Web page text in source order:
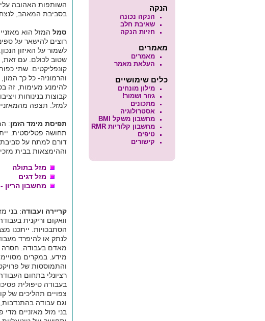
השותפות האהובה
בסביבת המאהב, לנצח.
סמל המזל הוא
רוצים להישאר על
לשמור על האיזון
שטוב לכולם. עם זאת,
קונפליקטים. שתי
והרמוניה- כל כך
להימנע מעימות, זה
קבוצות בנינוחות
למזל. תצפה
תפיסת מימד הזמן:
תחושה פטליסטית.
דורם למתח על
וההימצאות בבית
מזל בתולה
מזל דגים
מחשבון
קריירה ועבודה: בני
וואקום וריקנית
הסתבכויות. ייתכנו
לנתק או להיפרד
מאדם בעבודה. חסרה
מידע. במקרים
והתמוססות של
רציונלי בתחום
בעבודה טיפולית
צפויים תהליכים של
וגם עבודה בהתנדבות,
בני מזל מאזניים
הנקה
הנקה נכונה
שאיבת חלב
חזיות הנקה
מאמרים
מאמרים
העלאת מאמר
כלים שימושיים
מילון מונחים
גזור ושמור!
מתכונים
אסטרולוגיה
מחשבון משקל BMI
מחשבון קלוריות RMR
טיפים
קישורים